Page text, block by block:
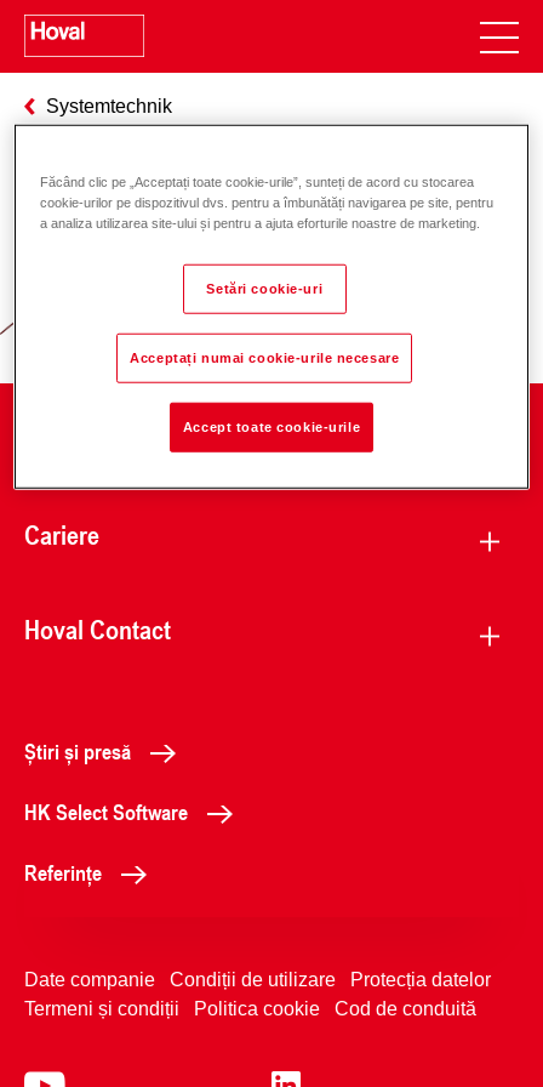
Systemtechnik
Responsabilitate pentru energie și
mediu
Cariere
Hoval Contact
Știri și presă
HK Select Software
Referințe
Date companie Condiții de utilizare
Protecția datelor
Termeni și condiții
Politica cookie Cod de conduită
Făcând clic pe „Acceptați toate cookie-urile”, sunteți de acord cu stocarea
cookie-urilor pe dispozitivul dvs. pentru a îmbunătăți navigarea pe site, pentru
a analiza utilizarea site-ului și pentru a ajuta eforturile noastre de marketing.
Setări cookie-uri
Acceptați numai cookie-urile necesare
Accept toate cookie-urile